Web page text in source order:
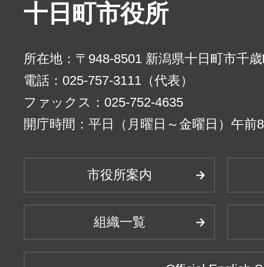
十日町市役所
所在地：〒948-8501 新潟県十日町市千
電話：025-757-3111（代表）
ファックス：025-752-4635
開庁時間：平日（月曜日～金曜日）午前
市役所案内
組織一覧